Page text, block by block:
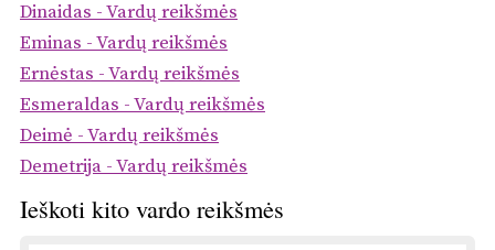
Dinaidas - Vardų reikšmės
Eminas - Vardų reikšmės
Ernėstas - Vardų reikšmės
Esmeraldas - Vardų reikšmės
Deimė - Vardų reikšmės
Demetrija - Vardų reikšmės
Ieškoti kito vardo reikšmės